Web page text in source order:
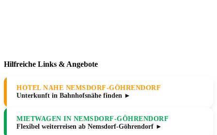
Hilfreiche Links & Angebote
HOTEL NAHE NEMSDORF-GÖHRENDORF
Unterkunft in Bahnhofsnähe finden ►
MIETWAGEN IN NEMSDORF-GÖHRENDORF
Flexibel weiterreisen ab Nemsdorf-Göhrendorf ►